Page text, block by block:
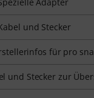
und Stecker
für pro
und Stecker zur